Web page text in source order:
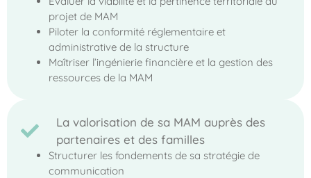
projet de MAM
Piloter la conformité réglementaire et
administrative de la structure
Maîtriser l’ingénierie financière et la gestion des
ressources de la MAM
La valorisation de sa MAM auprès des
partenaires et des familles
Structurer les fondements de sa stratégie de
communication